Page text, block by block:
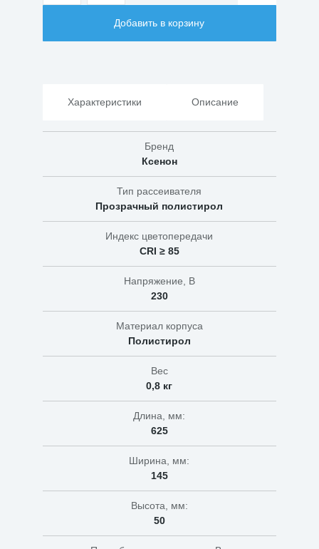
товара
2х18-
Добавить в корзину
Характеристики Описание
Бренд
Ксенон
Тип рассеивателя
Прозрачный полистирол
Индекс цветопередачи
CRI ≥ 85
Напряжение, В
230
Материал корпуса
Полистирол
Вес
0,8 кг
Длина, мм:
625
Ширина, мм:
145
Высота, мм:
50